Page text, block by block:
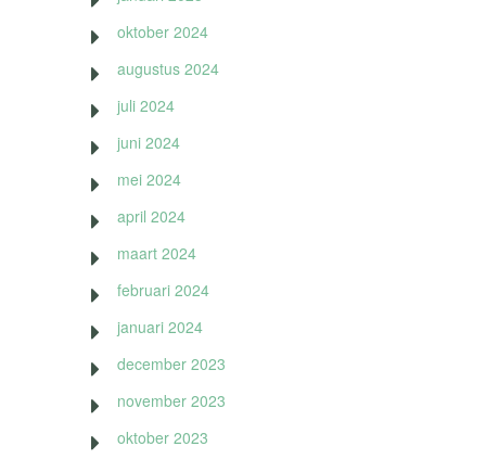
oktober 2024
augustus 2024
juli 2024
juni 2024
mei 2024
april 2024
maart 2024
februari 2024
januari 2024
december 2023
november 2023
oktober 2023